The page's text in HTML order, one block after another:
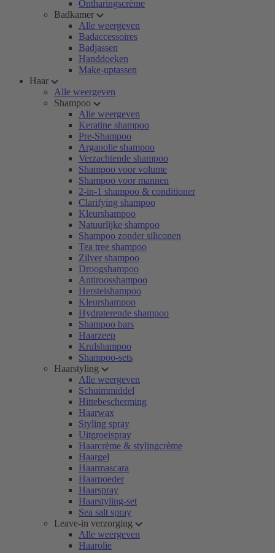
Ontharingscrème
Badkamer
Alle weergeven
Badaccessoires
Badjassen
Handdoeken
Make-uptassen
Haar
Alle weergeven
Shampoo
Alle weergeven
Keratine shampoo
Pre-Shampoo
Arganolie shampoo
Verzachtende shampoo
Shampoo voor volume
Shampoo voor mannen
2-in-1 shampoo & conditioner
Clarifying shampoo
Kleurshampoo
Natuurlijke shampoo
Shampoo zonder siliconen
Tea tree shampoo
Zilver shampoo
Droogshampoo
Antiroosshampoo
Herstelshampoo
Kleurshampoo
Hydraterende shampoo
Shampoo bars
Haarzeep
Krulshampoo
Shampoo-sets
Haarstyling
Alle weergeven
Schuimmiddel
Hittebescherming
Haarwax
Styling spray
Uitgroeispray
Haarcrème & stylingcrème
Haargel
Haarmascara
Haarpoeder
Haarspray
Haarstyling-set
Sea salt spray
Leave-in verzorging
Alle weergeven
Haarolie